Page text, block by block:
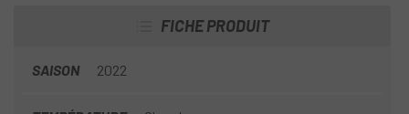
FICHE PRODUIT
SAISON 2022